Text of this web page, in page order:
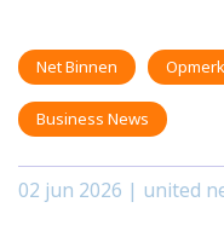
Net Binnen
Business News
02 jun 2026 | united